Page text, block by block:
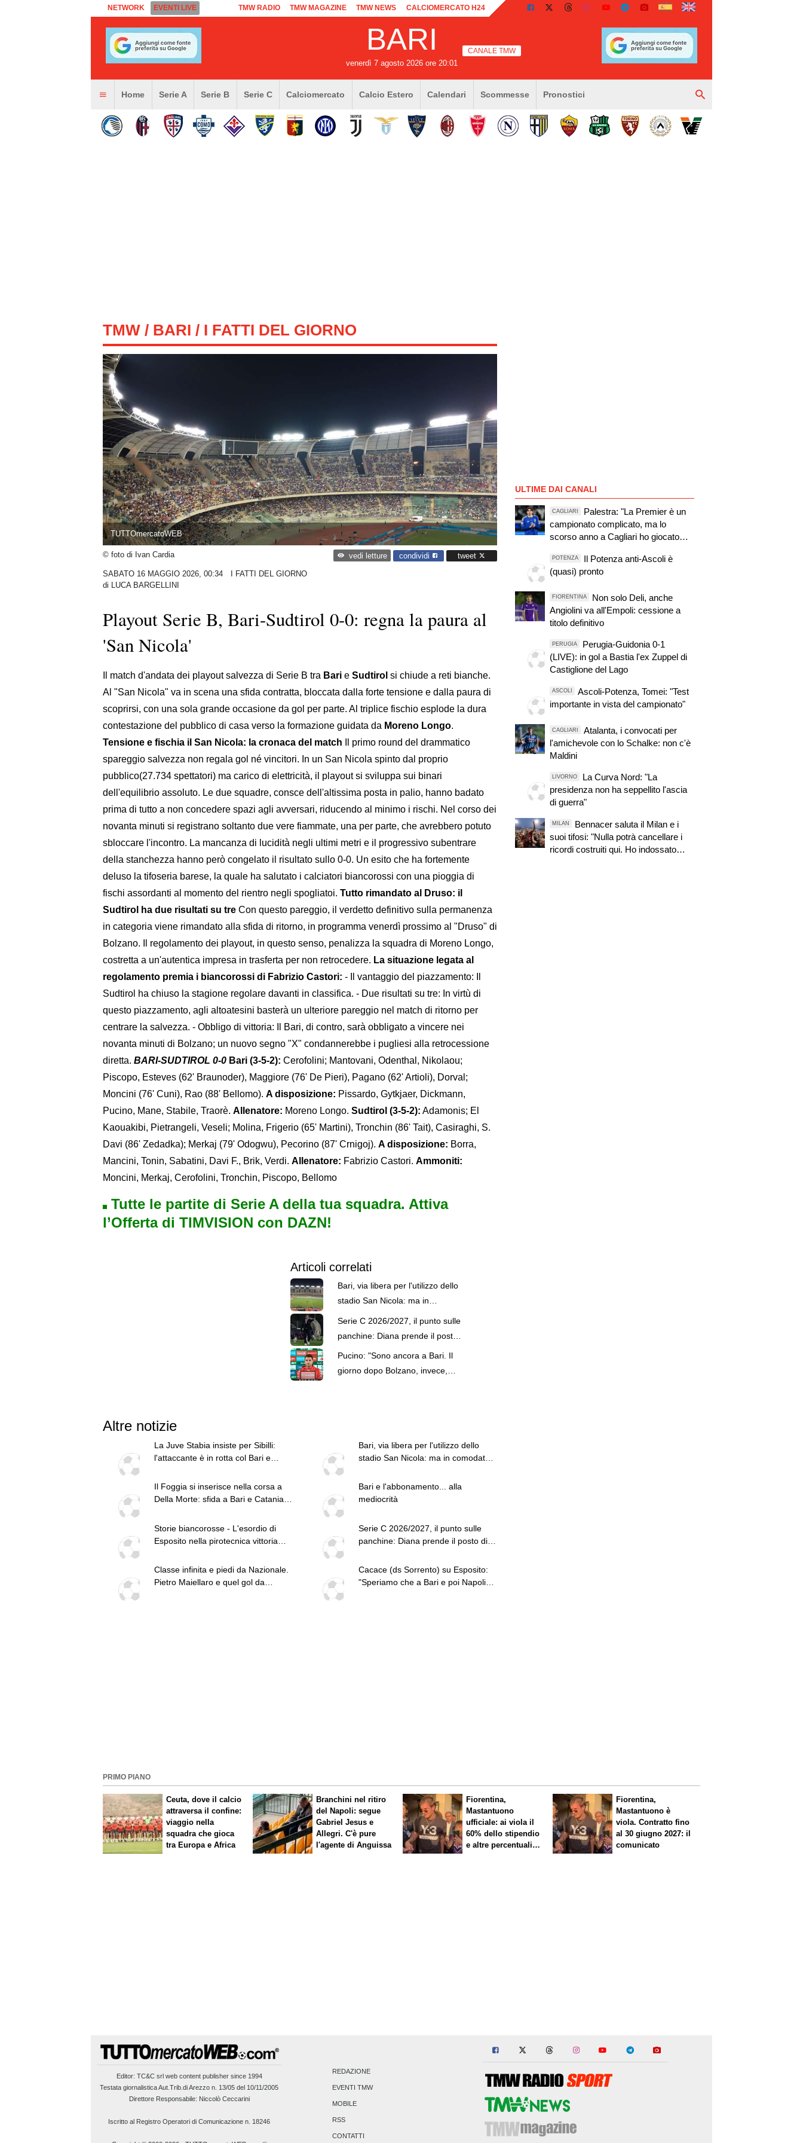
NETWORK EVENTI LIVE TMW RADIO TMW MAGAZINE TMW NEWS CALCIOMERCATO H24
BARI
venerdì 7 agosto 2026 ore 20:01
CANALE TMW
Home Serie A Serie B Serie C Calciomercato Calcio Estero Calendari Scommesse Pronostici
TMW / BARI / I FATTI DEL GIORNO
TUTTOmercatoWEB
© foto di Ivan Cardia vedi letture condividi tweet
SABATO 16 MAGGIO 2026, 00:34
I FATTI DEL GIORNO
di LUCA BARGELLINI
Playout Serie B, Bari-Sudtirol 0-0: regna la paura al
'San Nicola'
Il match d'andata dei playout salvezza di Serie B tra Bari e Sudtirol si chiude a reti bianche.
Al "San Nicola" va in scena una sfida contratta, bloccata dalla forte tensione e dalla paura di
scoprirsi, con una sola grande occasione da gol per parte. Al triplice fischio esplode la dura
contestazione del pubblico di casa verso la formazione guidata da Moreno Longo.
Tensione e fischia il San Nicola: la cronaca del match Il primo round del drammatico
spareggio salvezza non regala gol né vincitori. In un San Nicola spinto dal proprio
pubblico(27.734 spettatori) ma carico di elettricità, il playout si sviluppa sui binari
dell'equilibrio assoluto. Le due squadre, consce dell'altissima posta in palio, hanno badato
prima di tutto a non concedere spazi agli avversari, riducendo al minimo i rischi. Nel corso dei
novanta minuti si registrano soltanto due vere fiammate, una per parte, che avrebbero potuto
sbloccare l'incontro. La mancanza di lucidità negli ultimi metri e il progressivo subentrare
della stanchezza hanno però congelato il risultato sullo 0-0. Un esito che ha fortemente
deluso la tifoseria barese, la quale ha salutato i calciatori biancorossi con una pioggia di
fischi assordanti al momento del rientro negli spogliatoi. Tutto rimandato al Druso: il
Sudtirol ha due risultati su tre Con questo pareggio, il verdetto definitivo sulla permanenza
in categoria viene rimandato alla sfida di ritorno, in programma venerdì prossimo al "Druso" di
Bolzano. Il regolamento dei playout, in questo senso, penalizza la squadra di Moreno Longo,
costretta a un'autentica impresa in trasferta per non retrocedere. La situazione legata al
regolamento premia i biancorossi di Fabrizio Castori: - Il vantaggio del piazzamento: Il
Sudtirol ha chiuso la stagione regolare davanti in classifica. - Due risultati su tre: In virtù di
questo piazzamento, agli altoatesini basterà un ulteriore pareggio nel match di ritorno per
centrare la salvezza. - Obbligo di vittoria: Il Bari, di contro, sarà obbligato a vincere nei
novanta minuti di Bolzano; un nuovo segno "X" condannerebbe i pugliesi alla retrocessione
diretta. BARI-SUDTIROL 0-0 Bari (3-5-2): Cerofolini; Mantovani, Odenthal, Nikolaou;
Piscopo, Esteves (62' Braunoder), Maggiore (76' De Pieri), Pagano (62' Artioli), Dorval;
Moncini (76' Cuni), Rao (88' Bellomo). A disposizione: Pissardo, Gytkjaer, Dickmann,
Pucino, Mane, Stabile, Traorè. Allenatore: Moreno Longo. Sudtirol (3-5-2): Adamonis; El
Kaouakibi, Pietrangeli, Veseli; Molina, Frigerio (65' Martini), Tronchin (86' Tait), Casiraghi, S.
Davi (86' Zedadka); Merkaj (79' Odogwu), Pecorino (87' Crnigoj). A disposizione: Borra,
Mancini, Tonin, Sabatini, Davi F., Brik, Verdi. Allenatore: Fabrizio Castori. Ammoniti:
Moncini, Merkaj, Cerofolini, Tronchin, Piscopo, Bellomo
Tutte le partite di Serie A della tua squadra. Attiva
l’Offerta di TIMVISION con DAZN!
Articoli correlati
Bari, via libera per l'utilizzo dello
stadio San Nicola: ma in
Serie C 2026/2027, il punto sulle
panchine: Diana prende il posto
di Tedesco
Pucino: "Sono ancora a Bari. Il
giorno dopo Bolzano, invece,
Altre notizie
La Juve Stabia insiste per Sibilli:
l'attaccante è in rotta col Bari e
Bari, via libera per l'utilizzo dello
stadio San Nicola: ma in comodato
Il Foggia si inserisce nella corsa a
Della Morte: sfida a Bari e Catania
Bari e l'abbonamento... alla
mediocrità
Storie biancorosse - L'esordio di
Esposito nella pirotecnica vittoria
Nainggolan
Serie C 2026/2027, il punto sulle
panchine: Diana prende il posto di
Classe infinita e piedi da Nazionale.
Pietro Maiellaro e quel gol da
Cacace (ds Sorrento) su Esposito:
"Speriamo che a Bari e poi Napoli
ULTIME DAI CANALI
CAGLIARI
Palestra: "La Premier è un
campionato complicato, ma lo
scorso anno a Cagliari ho giocato
fiducioso"
POTENZA
Il Potenza anti-Ascoli è
(quasi) pronto
FIORENTINA
Non solo Deli, anche
Angiolini va all'Empoli: cessione a
titolo definitivo
PERUGIA
Perugia-Guidonia 0-1
(LIVE): in gol a Bastia l'ex Zuppel di
Castiglione del Lago
ASCOLI
Ascoli-Potenza, Tomei: "Test
importante in vista del campionato"
CAGLIARI
Atalanta, i convocati per
l'amichevole con lo Schalke: non c'è
Maldini
LIVORNO
La Curva Nord: "La
presidenza non ha seppellito l'ascia
di guerra"
MILAN
Bennacer saluta il Milan e i
suoi tifosi: "Nulla potrà cancellare i
ricordi costruiti qui. Ho indossato
PRIMO PIANO
Ceuta, dove il calcio
attraversa il confine:
viaggio nella
squadra che gioca
tra Europa e Africa
Branchini nel ritiro
del Napoli: segue
Gabriel Jesus e
Allegri. C'è pure
l'agente di Anguissa
Fiorentina,
Mastantuono
ufficiale: ai viola il
60% dello stipendio
e altre percentuali
Fiorentina,
Mastantuono è
viola. Contratto fino
al 30 giugno 2027: il
comunicato
Editor: TC&C srlweb content publisher since 1994
Testata giornalistica Aut.Trib.di Arezzo n. 13/05 del 10/11/2005
Direttore Responsabile: Niccolò Ceccarini
Iscritto al Registro Operatori di Comunicazione n. 18246
REDAZIONE
EVENTI TMW
MOBILE
RSS
CONTATTI